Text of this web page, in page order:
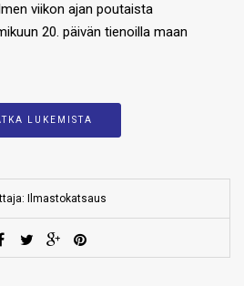
viikon ajan poutaista
20. päivän tienoilla maan
LUKEMISTA
Ilmastokatsaus